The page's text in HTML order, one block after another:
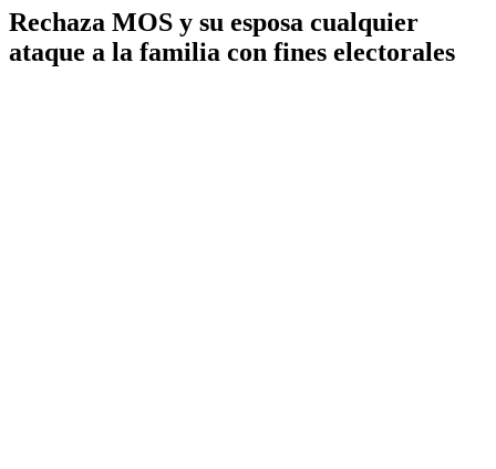
Rechaza MOS y su esposa cualquier
ataque a la familia con fines electorales